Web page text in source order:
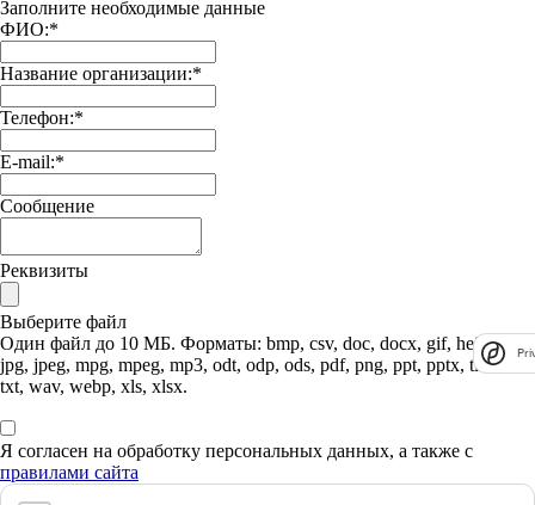
Заполните необходимые данные
ФИО:*
Название организации:*
Телефон:*
E-mail:*
Сообщение
Реквизиты
Выберите файл
Один файл до 10 МБ. Форматы: bmp, csv, doc, docx, gif, heic, heif,
jpg, jpeg, mpg, mpeg, mp3, odt, odp, ods, pdf, png, ppt, pptx, tif, tiff,
txt, wav, webp, xls, xlsx.
Я согласен на обработку персональных данных, а также с
правилами сайта